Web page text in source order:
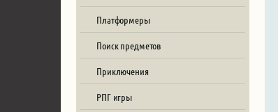
Платформеры
Поиск предметов
Приключения
РПГ игры